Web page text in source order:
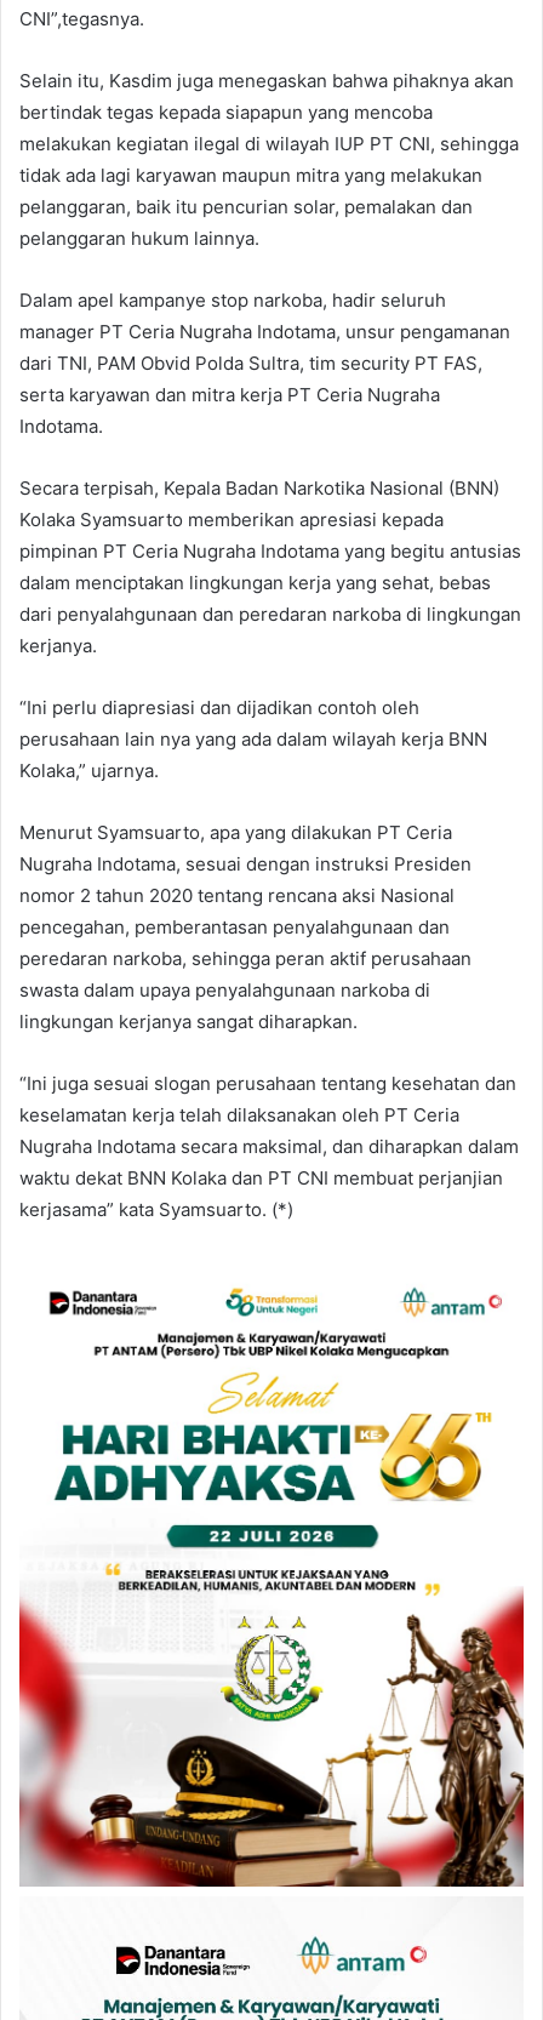
CNI”,tegasnya.
Selain itu, Kasdim juga menegaskan bahwa pihaknya akan
bertindak tegas kepada siapapun yang mencoba
melakukan kegiatan ilegal di wilayah IUP PT CNI, sehingga
tidak ada lagi karyawan maupun mitra yang melakukan
pelanggaran, baik itu pencurian solar, pemalakan dan
pelanggaran hukum lainnya.
Dalam apel kampanye stop narkoba, hadir seluruh
manager PT Ceria Nugraha Indotama, unsur pengamanan
dari TNI, PAM Obvid Polda Sultra, tim security PT FAS,
serta karyawan dan mitra kerja PT Ceria Nugraha
Indotama.
Secara terpisah, Kepala Badan Narkotika Nasional (BNN)
Kolaka Syamsuarto memberikan apresiasi kepada
pimpinan PT Ceria Nugraha Indotama yang begitu antusias
dalam menciptakan lingkungan kerja yang sehat, bebas
dari penyalahgunaan dan peredaran narkoba di lingkungan
kerjanya.
“Ini perlu diapresiasi dan dijadikan contoh oleh
perusahaan lain nya yang ada dalam wilayah kerja BNN
Kolaka,” ujarnya.
Menurut Syamsuarto, apa yang dilakukan PT Ceria
Nugraha Indotama, sesuai dengan instruksi Presiden
nomor 2 tahun 2020 tentang rencana aksi Nasional
pencegahan, pemberantasan penyalahgunaan dan
peredaran narkoba, sehingga peran aktif perusahaan
swasta dalam upaya penyalahgunaan narkoba di
lingkungan kerjanya sangat diharapkan.
“Ini juga sesuai slogan perusahaan tentang kesehatan dan
keselamatan kerja telah dilaksanakan oleh PT Ceria
Nugraha Indotama secara maksimal, dan diharapkan dalam
waktu dekat BNN Kolaka dan PT CNI membuat perjanjian
kerjasama” kata Syamsuarto. (*)